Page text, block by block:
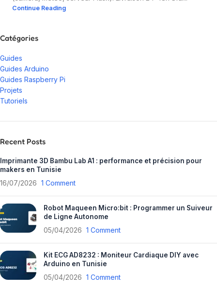
Continue Reading
Catégories
Guides
Guides Arduino
Guides Raspberry Pi
Projets
Tutoriels
Recent Posts
Imprimante 3D Bambu Lab A1 : performance et précision pour
makers en Tunisie
16/07/2026 1 Comment
Robot Maqueen Micro:bit : Programmer un Suiveur
de Ligne Autonome
05/04/2026 1 Comment
Kit ECG AD8232 : Moniteur Cardiaque DIY avec
Arduino en Tunisie
05/04/2026 1 Comment